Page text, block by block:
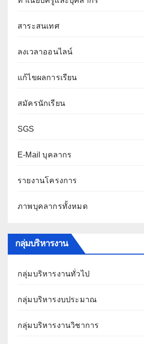
สาระสนเทศ
ลงเวลาออนไลน์
แก้ไขผลการเรียน
สมัครนักเรียน
SGS
E-Mail บุคลากร
รายงานโครงการ
ภาพบุคลากรทั้งหมด
กลุ่มบริหารงาน
กลุ่มบริหารงานทั่วไป
กลุ่มบริหารงบประมาณ
กลุ่มบริหารงานวิชาการ